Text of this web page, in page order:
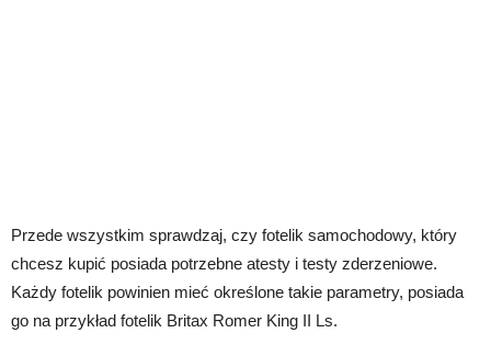
Przede wszystkim sprawdzaj, czy fotelik samochodowy, który
chcesz kupić posiada potrzebne atesty i testy zderzeniowe.
Każdy fotelik powinien mieć określone takie parametry, posiada
go na przykład fotelik Britax Romer King II Ls.